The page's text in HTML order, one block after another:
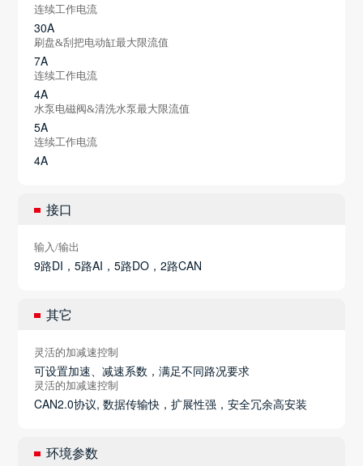
连续工作电流
30A
刷盘&刮把电动缸最大限流值
7A
连续工作电流
4A
水泵电磁阀&清洗水泵最大限流值
5A
连续工作电流
4A
接口
输入/输出
9路DI，5路AI，5路DO，2路CAN
其它
灵活的加减速控制
可设置加速、减速系数，满足不同路况要求
灵活的加减速控制
CAN2.0协议, 数据传输快，扩展性强，安全冗余高安装
环境参数